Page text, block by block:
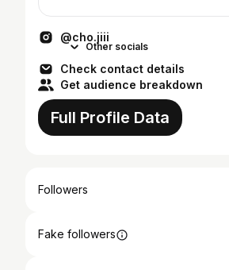
@cho.jiii
Other socials
Check contact details
Get audience breakdown
Full Profile Data
Followers
Fake followers